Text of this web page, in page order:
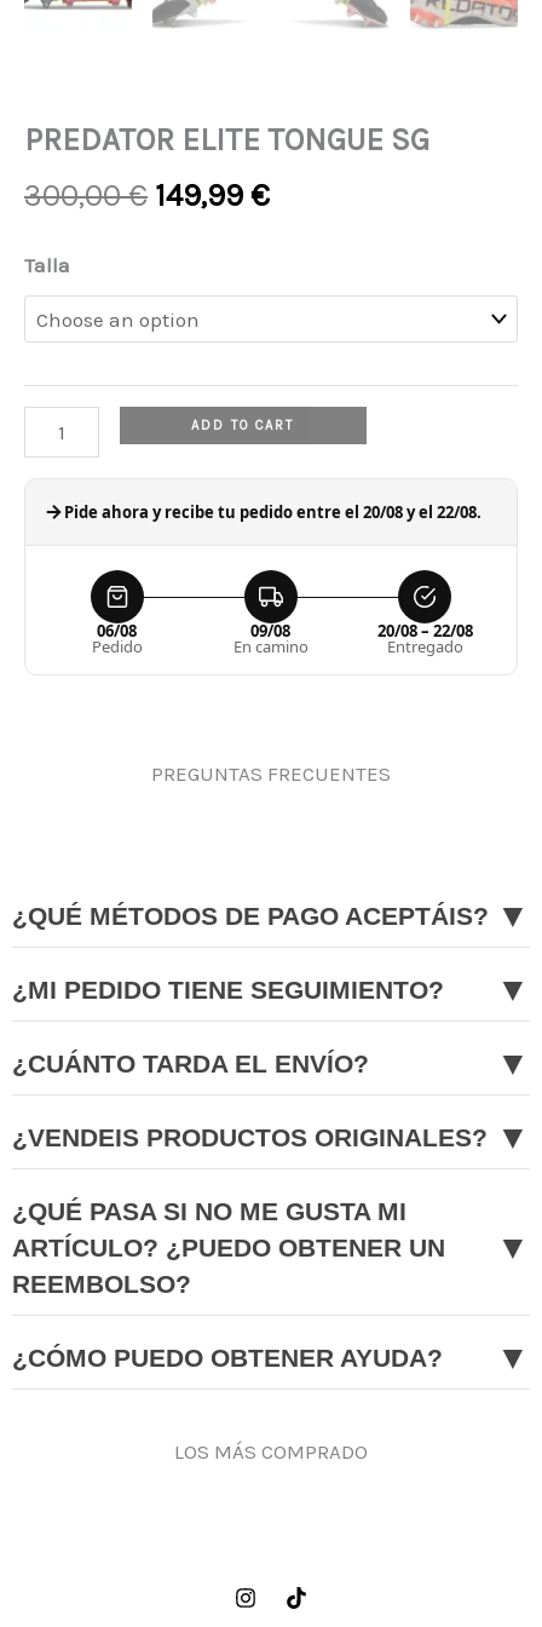
PREDATOR ELITE TONGUE SG
300,00€ Original
300,00 €.
149,99 €Current
149,99 €.
Talla
PREDATOR
ELITE
TONGUE
quantity
ADD TO CART
Pide ahora y recibe tu pedido entre el 20/08 y el 22/08.
06/08
Pedido
09/08
En camino
20/08 – 22/08
Entregado
PREGUNTAS FRECUENTES
¿QUÉ MÉTODOS DE PAGO ACEPTÁIS? ▼
¿MI PEDIDO TIENE SEGUIMIENTO? ▼
¿CUÁNTO TARDA EL ENVÍO? ▼
¿VENDEIS PRODUCTOS ORIGINALES? ▼
¿QUÉ PASA SI NO ME GUSTA MI
ARTÍCULO? ¿PUEDO OBTENER UN
REEMBOLSO?
▼
¿CÓMO PUEDO OBTENER AYUDA? ▼
LOS MÁS COMPRADO